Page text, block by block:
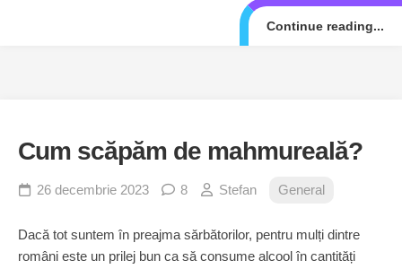
Continue reading...
Cum scăpăm de mahmureală?
26 decembrie 2023 8 Stefan General
Dacă tot suntem în preajma sărbătorilor, pentru mulți dintre
români este un prilej bun ca să consume alcool în cantități